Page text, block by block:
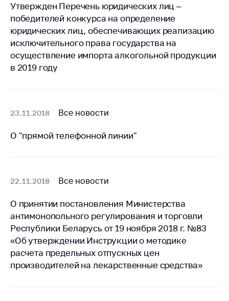
Важное на сайте
Сообщить о росте
цен
Ценообразование
на лекарственные
медицинскую
Решение Комиссии
нарушения
законодательства
Предостережения и
предупреждения
Общественное
обсуждение
проектов
Утвержден Перечень юридических лиц –
победителей конкурса на определение
юридических лиц, обеспечивающих реализацию
исключительного права государства на
осуществление импорта алкогольной продукции
в 2019 году
23.11.2018 Все новости
О "прямой телефонной линии"
22.11.2018 Все новости
О принятии постановления Министерства
антимонопольного регулирования и торговли
Республики Беларусь от 19 ноября 2018 г. №83
«Об утверждении Инструкции о методике
расчета предельных отпускных цен
производителей на лекарственные средства»